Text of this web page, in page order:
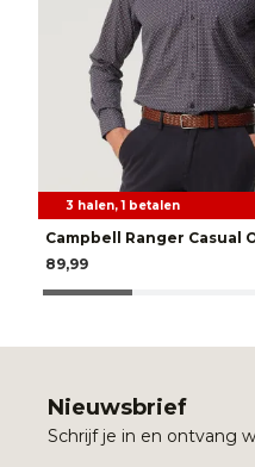
3 halen, 1 betalen
Campbell Ranger Casual
89,99
Nieuwsbrief
Schrijf je in en ontvang